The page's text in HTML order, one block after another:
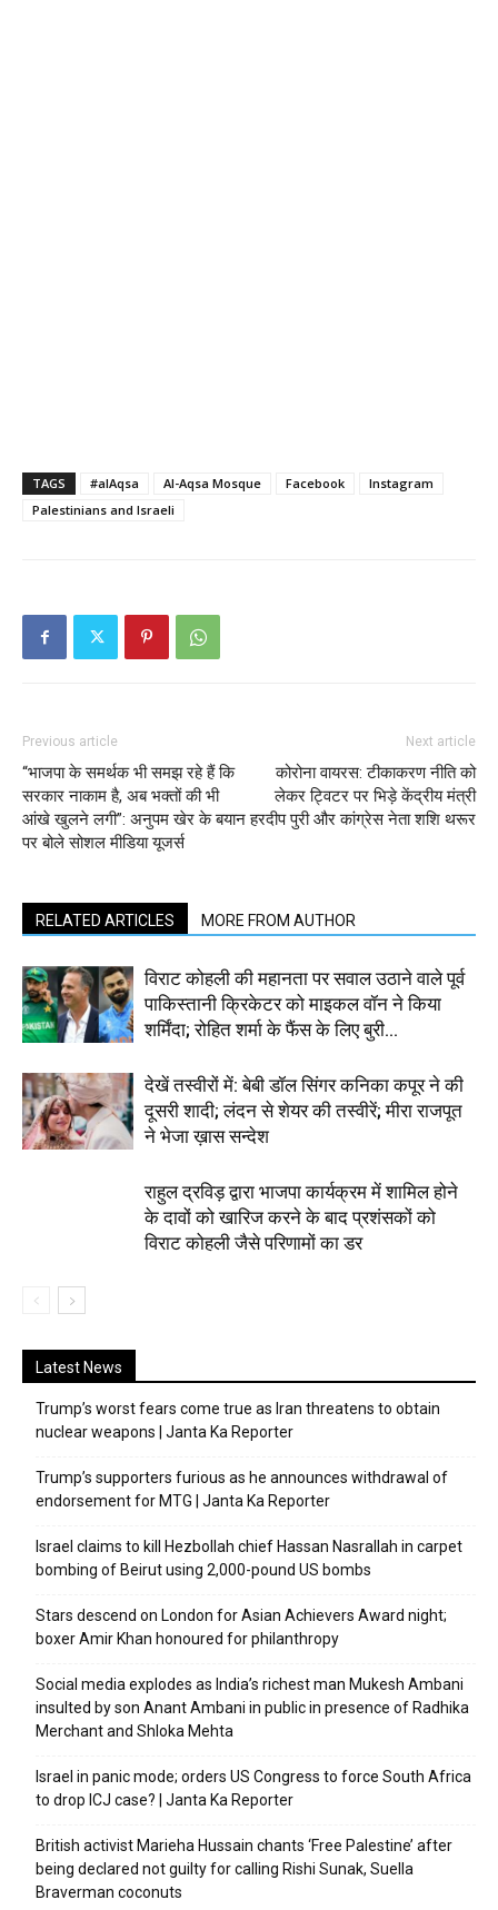
TAGS #alAqsa Al-Aqsa Mosque Facebook
Instagram
Palestinians and Israeli
Previous article
“भाजपा के समर्थक भी समझ रहे हैं कि
सरकार नाकाम है, अब भक्तों की भी
आंखे खुलने लगी”: अनुपम खेर के बयान
पर बोले सोशल मीडिया यूजर्स
Next article
कोरोना वायरस: टीकाकरण नीति को
लेकर ट्विटर पर भिड़े केंद्रीय मंत्री
हरदीप पुरी और कांग्रेस नेता शशि थरूर
RELATED ARTICLES MORE FROM AUTHOR
विराट कोहली की महानता पर सवाल उठाने वाले पूर्व
पाकिस्तानी क्रिकेटर को माइकल वॉन ने किया
शर्मिंदा; रोहित शर्मा के फैंस के लिए बुरी...
देखें तस्वीरों में: बेबी डॉल सिंगर कनिका कपूर ने की
दूसरी शादी; लंदन से शेयर की तस्वीरें; मीरा राजपूत
ने भेजा ख़ास सन्देश
राहुल द्रविड़ द्वारा भाजपा कार्यक्रम में शामिल होने
के दावों को खारिज करने के बाद प्रशंसकों को
विराट कोहली जैसे परिणामों का डर
Latest News
Trump’s worst fears come true as Iran threatens to obtain
nuclear weapons | Janta Ka Reporter
Trump’s supporters furious as he announces withdrawal of
endorsement for MTG | Janta Ka Reporter
Israel claims to kill Hezbollah chief Hassan Nasrallah in carpet
bombing of Beirut using 2,000-pound US bombs
Stars descend on London for Asian Achievers Award night;
boxer Amir Khan honoured for philanthropy
Social media explodes as India’s richest man Mukesh Ambani
insulted by son Anant Ambani in public in presence of Radhika
Merchant and Shloka Mehta
Israel in panic mode; orders US Congress to force South Africa
to drop ICJ case? | Janta Ka Reporter
British activist Marieha Hussain chants ‘Free Palestine’ after
being declared not guilty for calling Rishi Sunak, Suella
Braverman coconuts